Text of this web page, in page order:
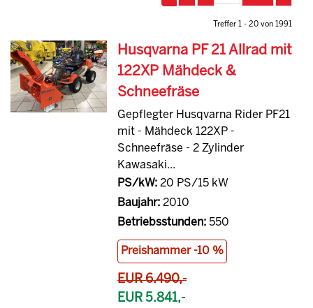
Treffer 1 - 20 von 1991
Husqvarna PF 21 Allrad mit
122XP Mähdeck &
Schneefräse
Gepflegter Husqvarna Rider PF21
mit - Mähdeck 122XP -
Schneefräse - 2 Zylinder
Kawasaki...
PS/kW:20 PS/15 kW
Baujahr:2010
Betriebsstunden:550
Preishammer -10 %
EUR 6.490,-
EUR 5.841,-